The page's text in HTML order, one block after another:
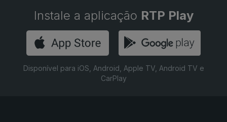
Instale a aplicação RTP Play
Disponível para iOS, Android, Apple TV, Android TV e
CarPlay